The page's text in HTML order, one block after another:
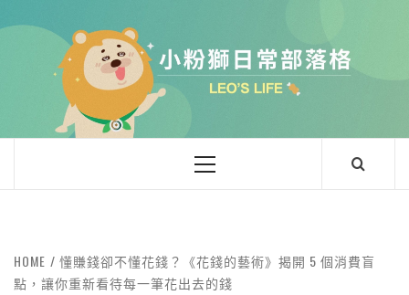
小粉獅日常
LEO'Ｓ LIFE
HOME
懂賺錢卻不懂花錢？《花錢的藝術》揭開 5 個消費盲
點，讓你重新看待每一筆花出去的錢